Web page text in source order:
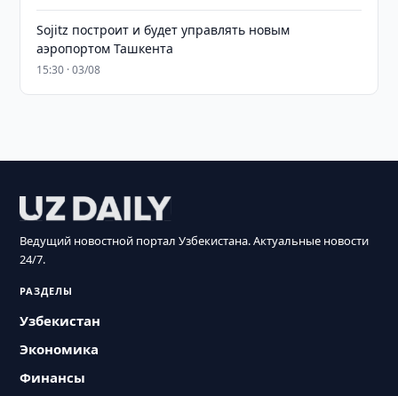
Sojitz построит и будет управлять новым
аэропортом Ташкента
15:30 · 03/08
Ведущий новостной портал Узбекистана. Актуальные новости
24/7.
РАЗДЕЛЫ
Узбекистан
Экономика
Финансы